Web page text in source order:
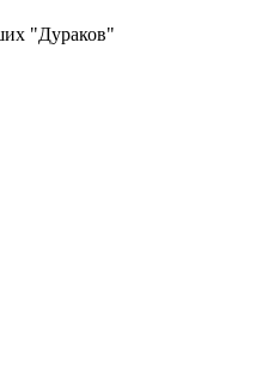
"Дураков"